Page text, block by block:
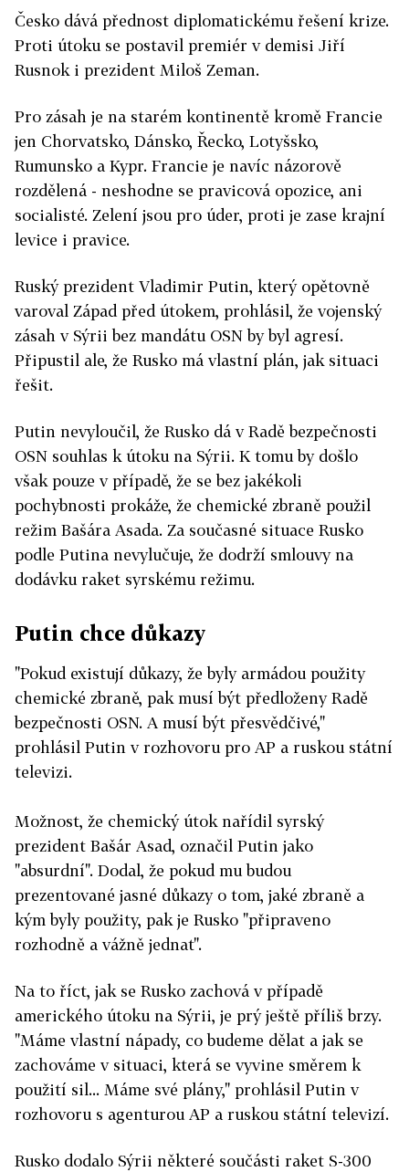
Česko dává přednost diplomatickému řešení krize.
Proti útoku se postavil premiér v demisi Jiří
Rusnok i prezident Miloš Zeman.
Pro zásah je na starém kontinentě kromě Francie
jen Chorvatsko, Dánsko, Řecko, Lotyšsko,
Rumunsko a Kypr. Francie je navíc názorově
rozdělená - neshodne se pravicová opozice, ani
socialisté. Zelení jsou pro úder, proti je zase krajní
levice i pravice.
Ruský prezident Vladimir Putin, který opětovně
varoval Západ před útokem, prohlásil, že vojenský
zásah v Sýrii bez mandátu OSN by byl agresí.
Připustil ale, že Rusko má vlastní plán, jak situaci
řešit.
Putin nevyloučil, že Rusko dá v Radě bezpečnosti
OSN souhlas k útoku na Sýrii. K tomu by došlo
však pouze v případě, že se bez jakékoli
pochybnosti prokáže, že chemické zbraně použil
režim Bašára Asada. Za současné situace Rusko
podle Putina nevylučuje, že dodrží smlouvy na
dodávku raket syrskému režimu.
Putin chce důkazy
"Pokud existují důkazy, že byly armádou použity
chemické zbraně, pak musí být předloženy Radě
bezpečnosti OSN. A musí být přesvědčivé,"
prohlásil Putin v rozhovoru pro AP a ruskou státní
televizi.
Možnost, že chemický útok nařídil syrský
prezident Bašár Asad, označil Putin jako
"absurdní". Dodal, že pokud mu budou
prezentované jasné důkazy o tom, jaké zbraně a
kým byly použity, pak je Rusko "připraveno
rozhodně a vážně jednat".
Na to říct, jak se Rusko zachová v případě
amerického útoku na Sýrii, je prý ještě příliš brzy.
"Máme vlastní nápady, co budeme dělat a jak se
zachováme v situaci, která se vyvine směrem k
použití sil... Máme své plány," prohlásil Putin v
rozhovoru s agenturou AP a ruskou státní televizí.
Rusko dodalo Sýrii některé součásti raket S-300